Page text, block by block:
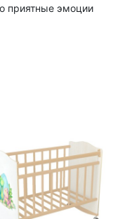
приятные эмоции